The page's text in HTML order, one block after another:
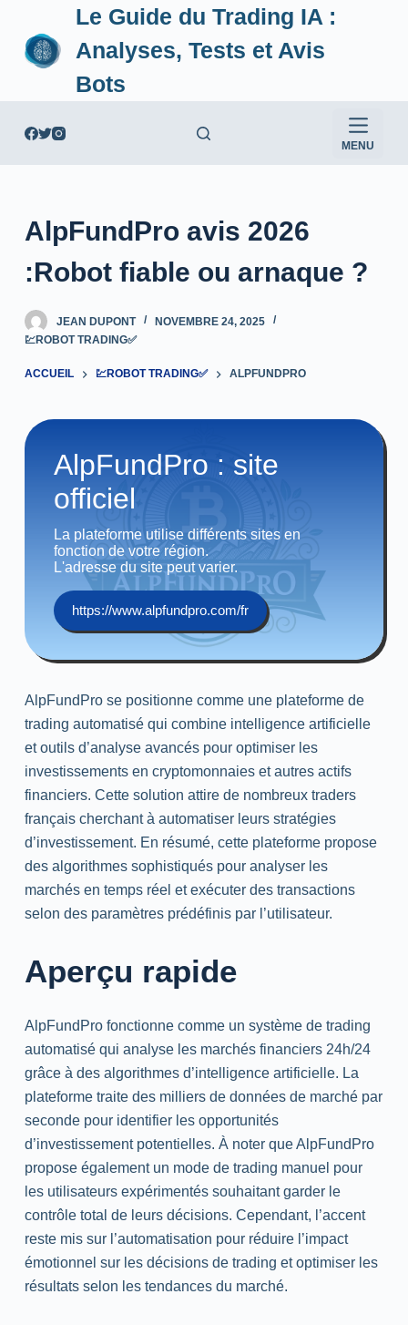
a
n
Le Guide du Trading IA :
Analyses, Tests et Avis
Bots
MENU
AlpFundPro avis 2026
:Robot fiable ou arnaque ?
JEAN DUPONT
NOVEMBRE 24, 2025
💹ROBOT TRADING✅
ACCUEIL 💹ROBOT TRADING✅ ALPFUNDPRO
AlpFundPro : site
officiel
La plateforme utilise différents sites en
fonction de votre région.
L'adresse du site peut varier.
https://www.alpfundpro.com/fr
AlpFundPro se positionne comme une plateforme de
trading automatisé qui combine intelligence artificielle
et outils d’analyse avancés pour optimiser les
investissements en cryptomonnaies et autres actifs
financiers. Cette solution attire de nombreux traders
français cherchant à automatiser leurs stratégies
d’investissement. En résumé, cette plateforme propose
des algorithmes sophistiqués pour analyser les
marchés en temps réel et exécuter des transactions
selon des paramètres prédéfinis par l’utilisateur.
Aperçu rapide
AlpFundPro fonctionne comme un système de trading
automatisé qui analyse les marchés financiers 24h/24
grâce à des algorithmes d’intelligence artificielle. La
plateforme traite des milliers de données de marché par
seconde pour identifier les opportunités
d’investissement potentielles. À noter que AlpFundPro
propose également un mode de trading manuel pour
les utilisateurs expérimentés souhaitant garder le
contrôle total de leurs décisions. Cependant, l’accent
reste mis sur l’automatisation pour réduire l’impact
émotionnel sur les décisions de trading et optimiser les
résultats selon les tendances du marché.